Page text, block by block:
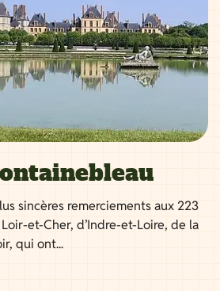
sincères remerciements aux 223
et-Cher, d’Indre-et-Loire, de la
qui ont...